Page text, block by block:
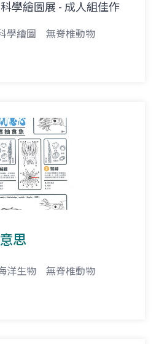
學繪圖展 - 成人組佳作
學繪圖 無脊椎動物
思
洋生物 無脊椎動物